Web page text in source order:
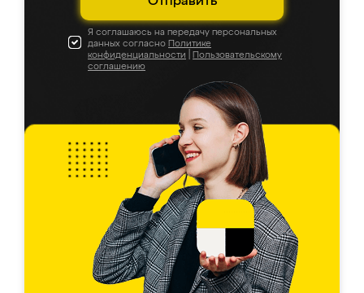
Я соглашаюсь на передачу персональных
данных согласно Политике
конфиденциальности
Пользовательскому
соглашению